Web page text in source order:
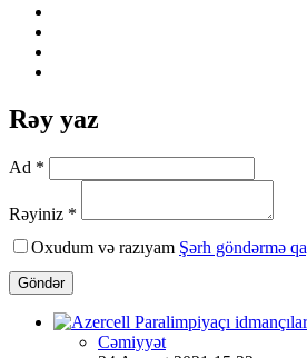
Rəy yaz
Ad *
Rəyiniz *
Oxudum və razıyam Şərh göndərmə
Göndər
Cəmiyyət